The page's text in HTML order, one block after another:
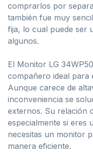
comprarlos por
también fue muy
fija, lo cual puede ser
algunos.
El Monitor LG
compañero ideal para
Aunque carece de
inconveniencia se
externos. Su relación
especialmente si eres
necesitas un monitor
manera eficiente.